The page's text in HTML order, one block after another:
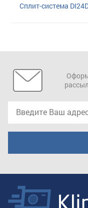
Сплит-система